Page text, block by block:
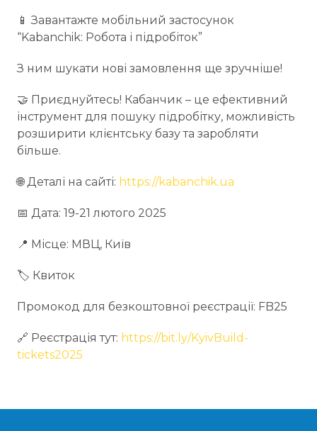
📱️ Завантажте мобільний застосунок
“Kabanchik: Робота і підробіток”
З ним шукати нові замовлення ще зручніше!
🤝 Приєднуйтесь! Кабанчик – це ефективний
інструмент для пошуку підробітку, можливість
розширити клієнтську базу та заробляти
більше.
🌐 Деталі на сайті: https://kabanchik.ua
📅 Дата: 19-21 лютого 2025
📍 Місце: МВЦ, Київ
🏷️ Квиток
Промокод для безкоштовної реєстрації: FB25
🔗 Реєстрація тут: https://bit.ly/KyivBuild-
tickets2025